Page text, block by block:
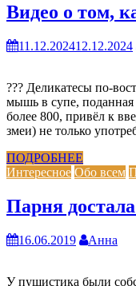
Видео о том,
11.12.202412.12.2024
??? Деликатесы по-
мышь в супе,
более 800, привёл к
змеи) не только
ПОДРОБНЕЕ
Интересное Обо всем
Парня
16.06.2019 Анна
У пушистика были